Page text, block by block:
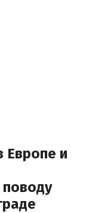
и